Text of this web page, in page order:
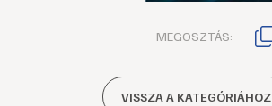
MEGOSZTÁS:
VISSZA A KATEGÓRIÁHOZ